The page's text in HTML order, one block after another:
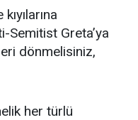
Semitist Greta’ya
dönmelisiniz,
her türlü